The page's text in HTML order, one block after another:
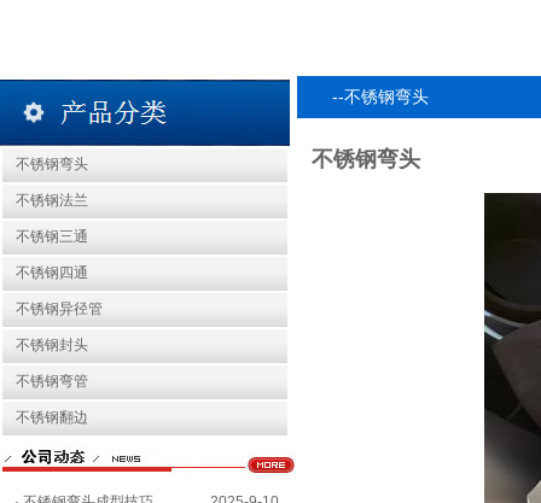
不锈钢弯头
不锈钢法兰
不锈钢三通
不锈钢四通
不锈钢异径管
不锈钢封头
不锈钢弯管
不锈钢翻边
--不锈钢弯头
不锈钢弯头